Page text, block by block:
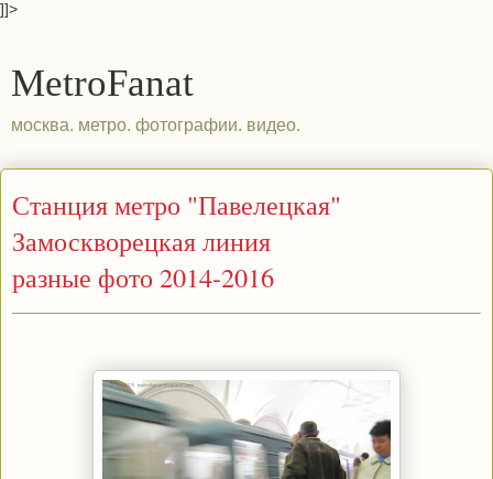
]]>
MetroFanat
москва. метро. фотографии. видео.
Станция метро "Павелецкая"
Замоскворецкая линия
разные фото 2014-2016